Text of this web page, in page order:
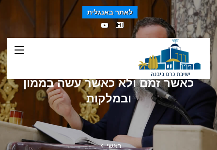
לאתר באנגלית
כאשר זמם ולא כאשר עשה בממון
ובמלקות
ראשי